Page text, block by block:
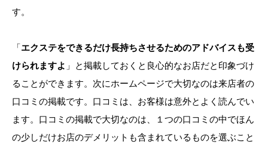
す。
「エクステをできるだけ長持ちさせるためのアドバイスも受
けられますよ 」と掲載しておくと良心的なお店だと印象づけ
ることができます。次にホームページで大切なのは来店者の
口コミの掲載です。口コミは、お客様は意外とよく読んでい
ます。口コミの掲載で大切なのは、１つの口コミの中でほん
の少しだけお店のデメリットも含まれているものを選ぶこと